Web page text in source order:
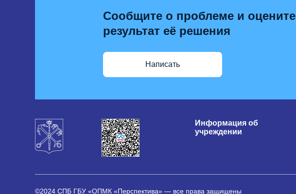
Сообщите о проблеме и оцените
результат её решения
Написать
Информация об
учреждении
©2024 СПБ ГБУ «ОПМК «Перспектива» — все права защищены